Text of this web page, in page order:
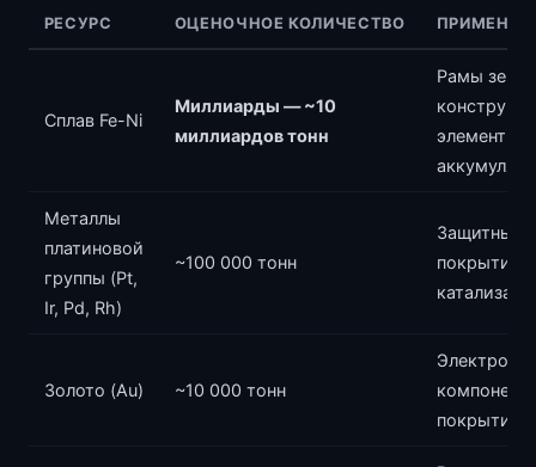
РЕСУРС ОЦЕНОЧНОЕ КОЛИЧЕСТВО
Сплав Fe-Ni
Миллиарды — ~10
миллиардов тонн
Рамы
элементы,
Металлы
платиновой
группы (Pt,
Ir, Pd, Rh)
~100 000 тонн
Защитные
покрытия
Золото (Au) ~10 000 тонн
покрытия